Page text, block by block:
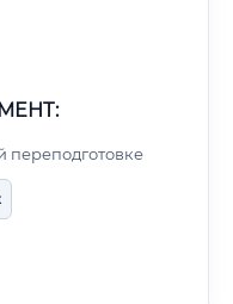
переподготовке